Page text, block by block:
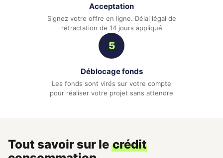
Acceptation
Signez votre offre en ligne. Délai légal de
rétractation de 14 jours appliqué
5
Déblocage fonds
Les fonds sont virés sur votre compte
pour réaliser votre projet sans attendre
Tout savoir sur le crédit